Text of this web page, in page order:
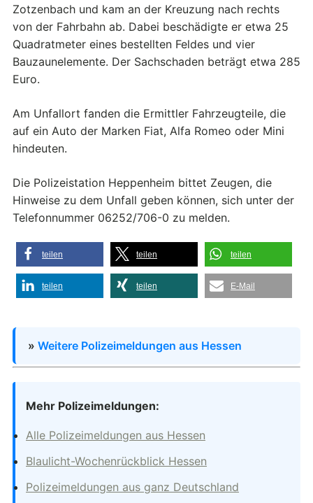
Zotzenbach und kam an der Kreuzung nach rechts
von der Fahrbahn ab. Dabei beschädigte er etwa 25
Quadratmeter eines bestellten Feldes und vier
Bauzaunelemente. Der Sachschaden beträgt etwa 285
Euro.
Am Unfallort fanden die Ermittler Fahrzeugteile, die
auf ein Auto der Marken Fiat, Alfa Romeo oder Mini
hindeuten.
Die Polizeistation Heppenheim bittet Zeugen, die
Hinweise zu dem Unfall geben können, sich unter der
Telefonnummer 06252/706-0 zu melden.
teilen teilen teilen
teilen teilen E-Mail
» Weitere Polizeimeldungen aus Hessen
Mehr Polizeimeldungen:
Alle Polizeimeldungen aus Hessen
Blaulicht-Wochenrückblick Hessen
Polizeimeldungen aus ganz Deutschland